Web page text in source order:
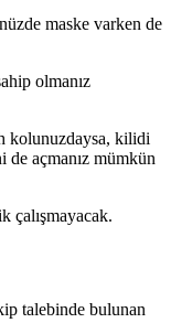
maske varken de
olmanız
kolunuzdaysa, kilidi
de açmanız mümkün
çalışmayacak.
talebinde bulunan